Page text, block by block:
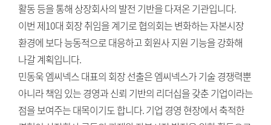
활동 등을 통해 상장회사의 발전 기반을 다져온 기관입니다.
이번 제10대 회장 취임을 계기로 협의회는 변화하는 자본시장
환경에 보다 능동적으로 대응하고 회원사 지원 기능을 강화해
나갈 계획입니다.
민동욱 엠씨넥스 대표의 회장 선출은 엠씨넥스가 기술 경쟁력뿐
아니라 책임 있는 경영과 신뢰 기반의 리더십을 갖춘 기업이라는
점을 보여주는 대목이기도 합니다. 기업 경영 현장에서 축적한